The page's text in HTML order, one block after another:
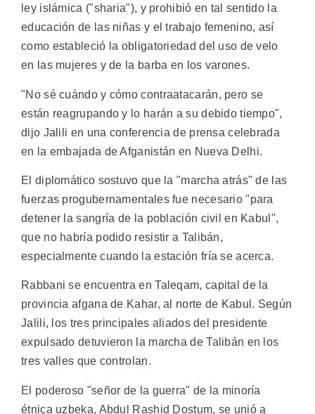
ley islámica ("sharia"), y prohibió en tal sentido la
educación de las niñas y el trabajo femenino, así
como estableció la obligatoriedad del uso de velo
en las mujeres y de la barba en los varones.
"No sé cuándo y cómo contraatacarán, pero se
están reagrupando y lo harán a su debido tiempo",
dijo Jalili en una conferencia de prensa celebrada
en la embajada de Afganistán en Nueva Delhi.
El diplomático sostuvo que la "marcha atrás" de las
fuerzas progubernamentales fue necesario "para
detener la sangría de la población civil en Kabul",
que no habría podido resistir a Talibán,
especialmente cuando la estación fría se acerca.
Rabbani se encuentra en Taleqam, capital de la
provincia afgana de Kahar, al norte de Kabul. Según
Jalili, los tres principales aliados del presidente
expulsado detuvieron la marcha de Talibán en los
tres valles que controlan.
El poderoso "señor de la guerra" de la minoría
étnica uzbeka, Abdul Rashid Dostum, se unió a